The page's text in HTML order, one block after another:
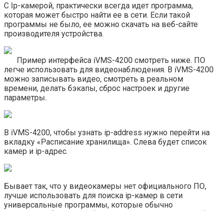
С Ip-камерой, практически всегда идет программа,
которая может быстро найти ее в сети. Если такой
программы не было, ее можно скачать на веб-сайте
производителя устройства.
Пример интерфейса iVMS-4200 смотреть ниже. ПО
легче использовать для видеонаблюдения. В iVMS-4200
можно записывать видео, смотреть в реальном
времени, делать бэкапы, сброс настроек и другие
параметры.
В iVMS-4200, чтобы узнать ip-address нужно перейти на
вкладку «Расписание хранилища». Слева будет список
камер и ip-адрес.
Бывает так, что у видеокамеры нет официального ПО,
лучше использовать для поиска ip-камер в сети
универсальные программы, которые обычно